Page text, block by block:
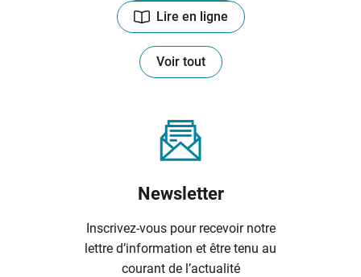
Lire en ligne
(ouverture dans un nouvel
Voir tout
Newsletter
Inscrivez-vous pour recevoir notre
lettre d’information et être tenu au
courant de l’actualité